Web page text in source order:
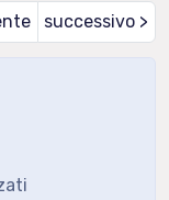
successivo >